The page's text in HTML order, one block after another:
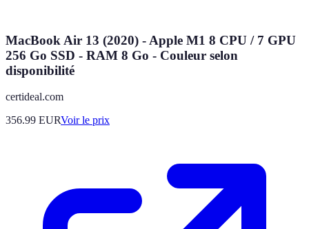
MacBook Air 13 (2020) - Apple M1 8 CPU / 7 GPU
256 Go SSD - RAM 8 Go - Couleur selon
disponibilité
certideal.com
356.99 EURVoir le prix